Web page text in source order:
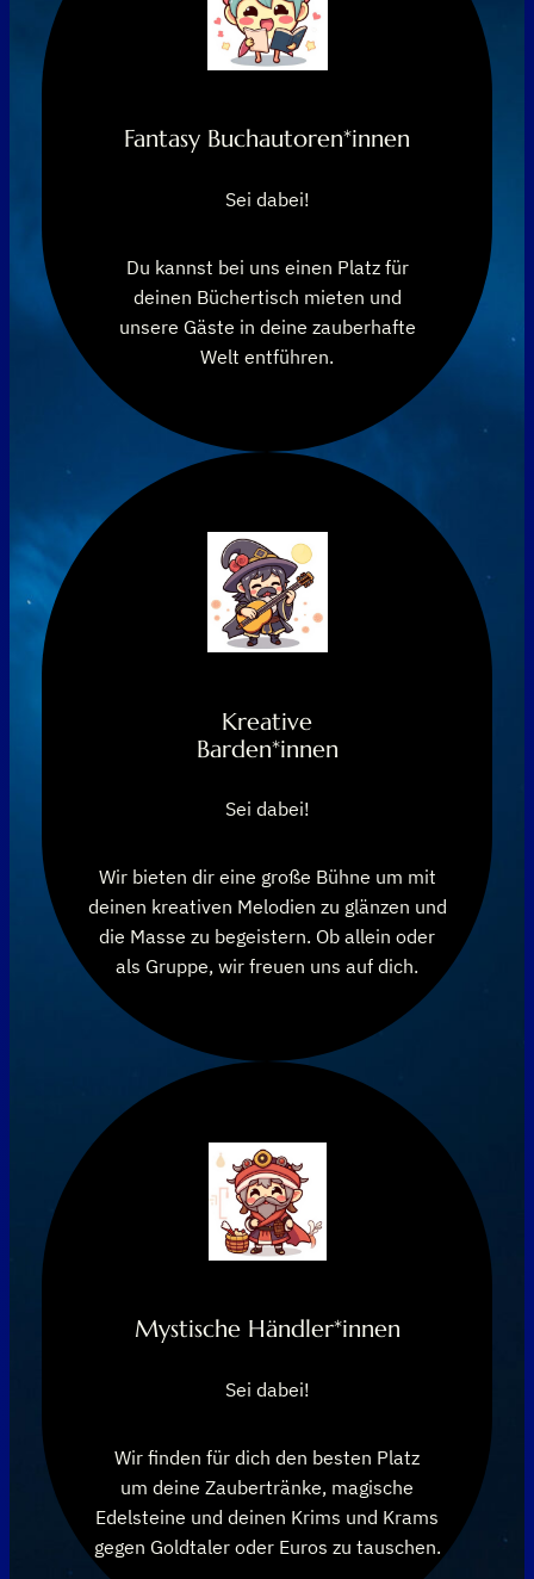
Fantasy Buchautoren*innen
Sei dabei!
Du kannst bei uns einen Platz für
deinen Büchertisch mieten und
unsere Gäste in deine zauberhafte
Welt entführen.
Kreative
Barden*innen
Sei dabei!
Wir bieten dir eine große Bühne um mit
deinen kreativen Melodien zu glänzen und
die Masse zu begeistern. Ob allein oder
als Gruppe, wir freuen uns auf dich.
Mystische Händler*innen
Sei dabei!
Wir finden für dich den besten Platz
um deine Zaubertränke, magische
Edelsteine und deinen Krims und Krams
gegen Goldtaler oder Euros zu tauschen.